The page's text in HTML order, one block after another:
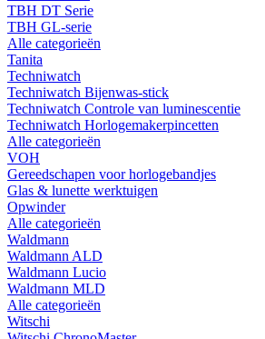
TBH DT Serie
TBH GL-serie
Alle categorieën
Tanita
Techniwatch
Techniwatch Bijenwas-stick
Techniwatch Controle van luminescentie
Techniwatch Horlogemakerpincetten
Alle categorieën
VOH
Gereedschapen voor horlogebandjes
Glas & lunette werktuigen
Opwinder
Alle categorieën
Waldmann
Waldmann ALD
Waldmann Lucio
Waldmann MLD
Alle categorieën
Witschi